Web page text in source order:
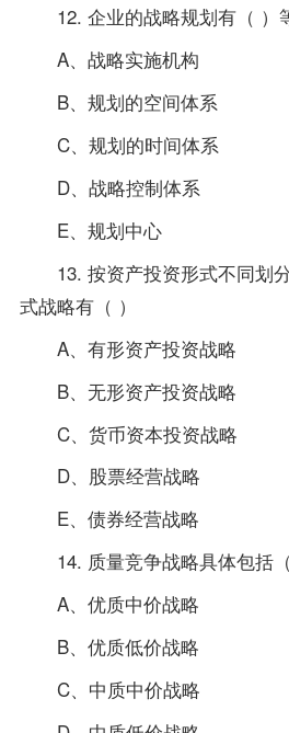
12. 企业的战略规划有（ ）
A、战略实施机构
B、规划的空间体系
C、规划的时间体系
D、战略控制体系
E、规划中心
13. 按资产投资形式不同划
式战略有（ ）
A、有形资产投资战略
B、无形资产投资战略
C、货币资本投资战略
D、股票经营战略
E、债券经营战略
14. 质量竞争战略具体包括（
A、优质中价战略
B、优质低价战略
C、中质中价战略